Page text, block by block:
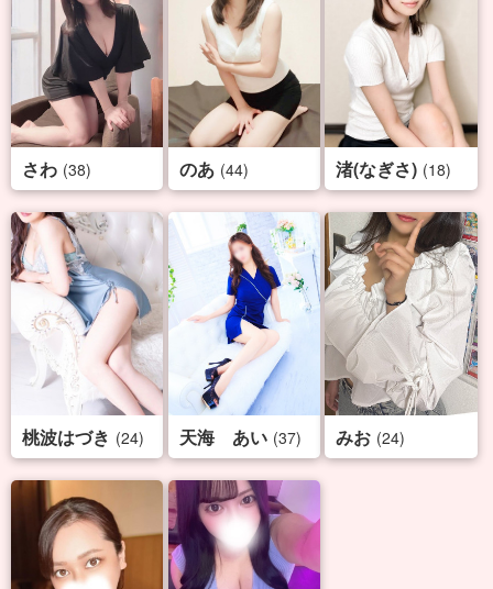
さわ (38) のあ (44) 渚(なぎさ) (18)
桃波はづき (24) 天海 あい (37) みお (24)